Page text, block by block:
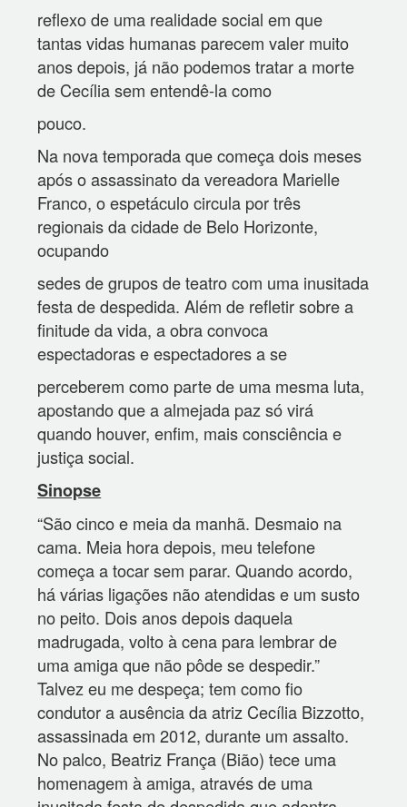
reflexo de uma realidade social em que
tantas vidas humanas parecem valer muito
anos depois, já não podemos tratar a morte
de Cecília sem entendê-la como
pouco.
Na nova temporada que começa dois meses
após o assassinato da vereadora Marielle
Franco, o espetáculo circula por três
regionais da cidade de Belo Horizonte,
ocupando
sedes de grupos de teatro com uma inusitada
festa de despedida. Além de refletir sobre a
finitude da vida, a obra convoca
espectadoras e espectadores a se
perceberem como parte de uma mesma luta,
apostando que a almejada paz só virá
quando houver, enfim, mais consciência e
justiça social.
Sinopse
“São cinco e meia da manhã. Desmaio na
cama. Meia hora depois, meu telefone
começa a tocar sem parar. Quando acordo,
há várias ligações não atendidas e um susto
no peito. Dois anos depois daquela
madrugada, volto à cena para lembrar de
uma amiga que não pôde se despedir.”
Talvez eu me despeça; tem como fio
condutor a ausência da atriz Cecília Bizzotto,
assassinada em 2012, durante um assalto.
No palco, Beatriz França (Bião) tece uma
homenagem à amiga, através de uma